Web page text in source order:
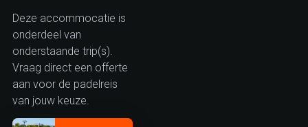
Deze accommocatie is
onderdeel van
onderstaande trip(s).
Vraag direct een offerte
aan voor de padelreis
van jouw keuze.